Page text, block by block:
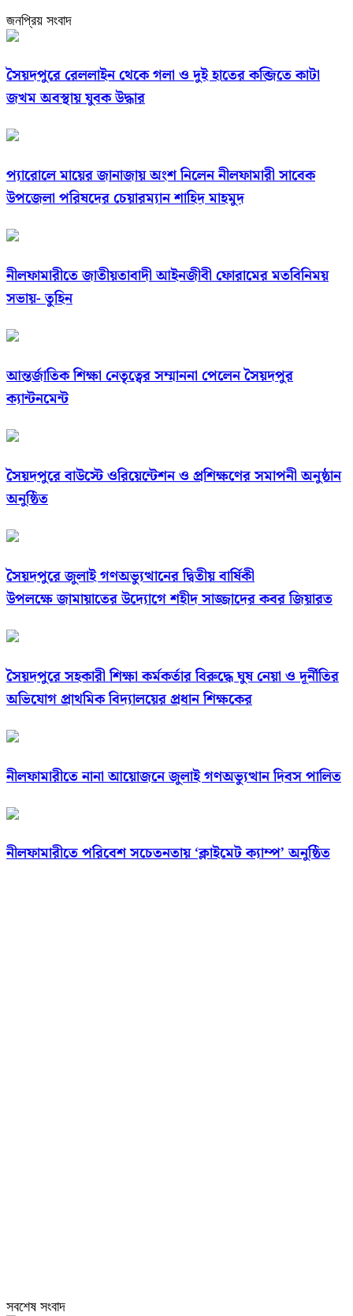
জনপ্রিয় সংবাদ
সৈয়দপুরে রেললাইন থেকে গলা ও দুই হাতের কব্জিতে কাটা
জখম অবস্থায় যুবক উদ্ধার
প্যারোলে মায়ের জানাজায় অংশ নিলেন নীলফামারী সাবেক
উপজেলা পরিষদের চেয়ারম্যান শাহিদ মাহমুদ
নীলফামারীতে জাতীয়তাবাদী আইনজীবী ফোরামের মতবিনিময়
সভায়- তুহিন
আন্তর্জাতিক শিক্ষা নেতৃত্বের সম্মাননা পেলেন সৈয়দপুর
ক্যান্টনমেন্ট
সৈয়দপুরে বাউস্টে ওরিয়েন্টেশন ও প্রশিক্ষণের সমাপনী অনুষ্ঠান
অনুষ্ঠিত
সৈয়দপুরে জুলাই গণঅভ্যুত্থানের দ্বিতীয় বার্ষিকী
উপলক্ষে জামায়াতের উদ্যোগে শহীদ সাজ্জাদের কবর জিয়ারত
সৈয়দপুরে সহকারী শিক্ষা কর্মকর্তার বিরুদ্ধে ঘুষ নেয়া ও দূর্নীতির
অভিযোগ প্রাথমিক বিদ্যালয়ের প্রধান শিক্ষকের
নীলফামারীতে নানা আয়োজনে জুলাই গণঅভ্যুত্থান দিবস পালিত
নীলফামারীতে পরিবেশ সচেতনতায় ‘ক্লাইমেট ক্যাম্প’ অনুষ্ঠিত
সবশেষ সংবাদ